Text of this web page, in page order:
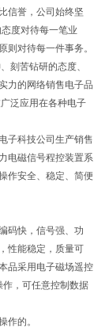
信誉，公司始终坚
度对待每一笔业
则对待每一件事务。
刻苦钻研的态度、
力的网络销售电子品
泛应用在各种电子
子科技公司生产销售
电磁信号程控装置系
作安全、稳定、简便
码快，信号强、功
性能稳定，质量可
品采用电子磁场遥控
作，可任意控制数据
作的。